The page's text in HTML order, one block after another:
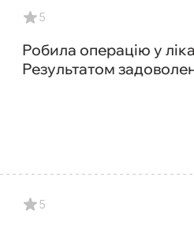
5
Робила операцію у
Результатом
5